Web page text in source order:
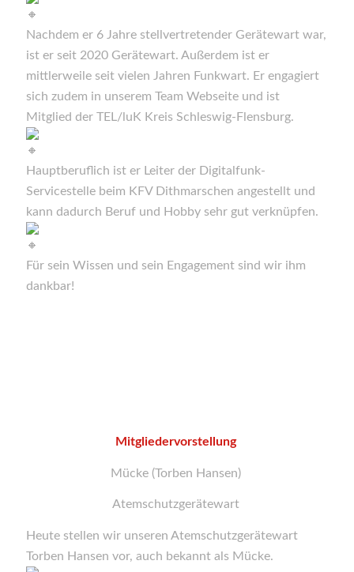
Nachdem er 6 Jahre stellvertretender Gerätewart war,
ist er seit 2020 Gerätewart. Außerdem ist er
mittlerweile seit vielen Jahren Funkwart. Er engagiert
sich zudem in unserem Team Webseite und ist
Mitglied der TEL/luK Kreis Schleswig-Flensburg.
Hauptberuflich ist er Leiter der Digitalfunk-
Servicestelle beim KFV Dithmarschen angestellt und
kann dadurch Beruf und Hobby sehr gut verknüpfen.
Für sein Wissen und sein Engagement sind wir ihm
dankbar!
Mitgliedervorstellung
Mücke (Torben Hansen)
Atemschutzgerätewart
Heute stellen wir unseren Atemschutzgerätewart
Torben Hansen vor, auch bekannt als Mücke.